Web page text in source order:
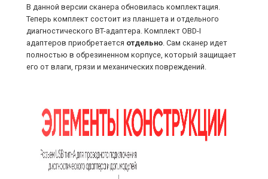
В данной версии сканера обновилась комплектация.
Теперь комплект состоит из планшета и отдельного
диагностического BT-адаптера. Комплект OBD-I
адаптеров приобретается отдельно. Сам сканер идет
полностью в обрезиненном корпусе, который защищает
его от влаги, грязи и механических повреждений.